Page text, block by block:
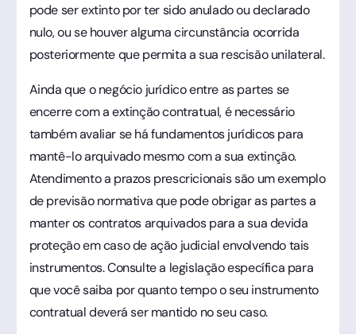
pode ser extinto por ter sido anulado ou declarado
nulo, ou se houver alguma circunstância ocorrida
posteriormente que permita a sua rescisão unilateral.
Ainda que o negócio jurídico entre as partes se
encerre com a extinção contratual, é necessário
também avaliar se há fundamentos jurídicos para
mantê-lo arquivado mesmo com a sua extinção.
Atendimento a prazos prescricionais são um exemplo
de previsão normativa que pode obrigar as partes a
manter os contratos arquivados para a sua devida
proteção em caso de ação judicial envolvendo tais
instrumentos. Consulte a legislação específica para
que você saiba por quanto tempo o seu instrumento
contratual deverá ser mantido no seu caso.